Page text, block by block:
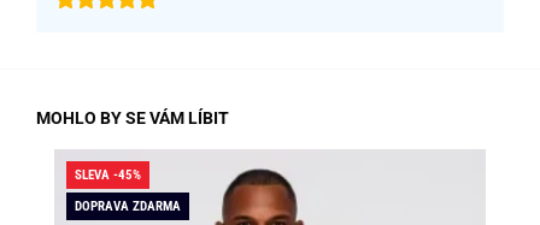
MOHLO BY SE VÁM LÍBIT
SLEVA -45%
DOPRAVA ZDARMA